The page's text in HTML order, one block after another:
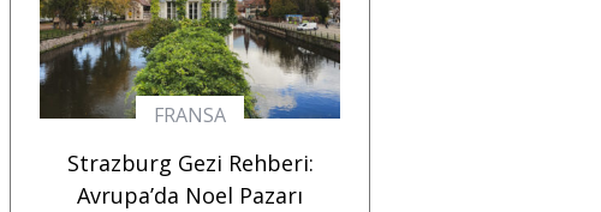
AVUSTURYA
2024 Viyana Gezisi
Notları: Avrupa’nın En